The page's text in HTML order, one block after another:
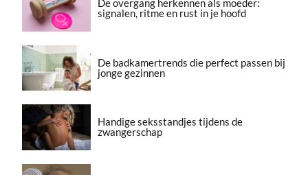
De overgang herkennen als moeder:
signalen, ritme en rust in je hoofd
De badkamertrends die perfect passen bij
jonge gezinnen
Handige seksstandjes tijdens de
zwangerschap